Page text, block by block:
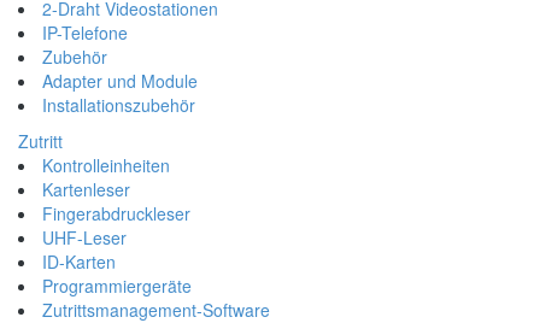
2-Draht Videostationen
IP-Telefone
Zubehör
Adapter und Module
Installationszubehör
Zutritt
Kontrolleinheiten
Kartenleser
Fingerabdruckleser
UHF-Leser
ID-Karten
Programmiergeräte
Zutrittsmanagement-Software